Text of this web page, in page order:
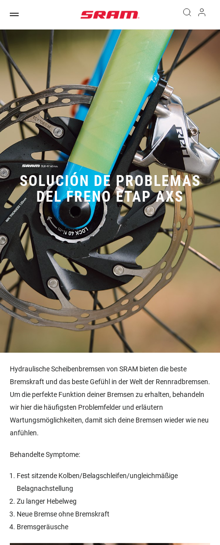
SOLUCIÓN DE PROBLEMAS
DEL FRENO ETAP AXS
Hydraulische Scheibenbremsen von SRAM bieten die beste
Bremskraft und das beste Gefühl in der Welt der Rennradbremsen.
Um die perfekte Funktion deiner Bremsen zu erhalten, behandeln
wir hier die häufigsten Problemfelder und erläutern
Wartungsmöglichkeiten, damit sich deine Bremsen wieder wie neu
anfühlen.
Behandelte Symptome:
Fest sitzende Kolben/Belagschleifen/ungleichmäßige
Belagnachstellung
Zu langer Hebelweg
Neue Bremse ohne Bremskraft
Bremsgeräusche